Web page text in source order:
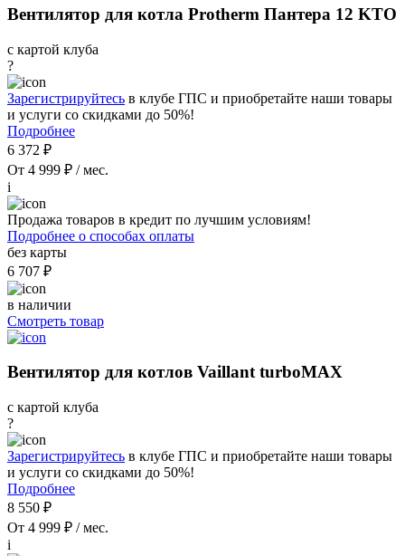
Вентилятор для котла Protherm Пантера 12 KTO
с картой клуба
?
Зарегистрируйтесь в клубе ГПС и приобретайте наши товары
и услуги со скидками до 50%!
Подробнее
6 372 ₽
От 4 999 ₽ / мес.
i
Продажа товаров в кредит по лучшим условиям!
Подробнее о способах оплаты
без карты
6 707 ₽
в наличии
Смотреть товар
Вентилятор для котлов Vaillant turboMAX
с картой клуба
?
Зарегистрируйтесь в клубе ГПС и приобретайте наши товары
и услуги со скидками до 50%!
Подробнее
8 550 ₽
От 4 999 ₽ / мес.
i